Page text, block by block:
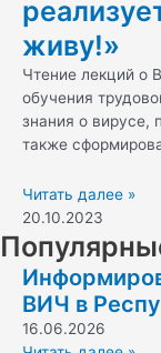
живу!»
Чтение лекций о
обучения
знания о вирусе,
также
Читать далее »
20.10.2023
ВИЧ в
16.06.2026